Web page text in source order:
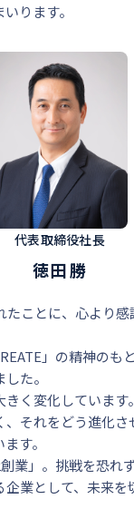
ります。
たことに、心より感
」の精神のも
た。
きく変化しています
、それをどう進化さ
す。
業」。挑戦を恐れ
企業として、未来を
代表取締役社長
徳田 勝